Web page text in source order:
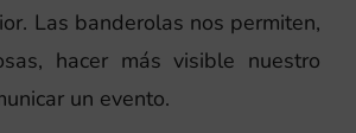
Las banderolas nos permiten,
hacer más visible nuestro
un evento.